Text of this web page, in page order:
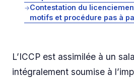
→Contestation du
motifs et procédure pas à
L’ICCP est assimilée à un
intégralement soumise à